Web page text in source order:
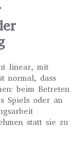
linear, mit
normal, dass
beim Betreten
Spiels oder an
statt sie zu